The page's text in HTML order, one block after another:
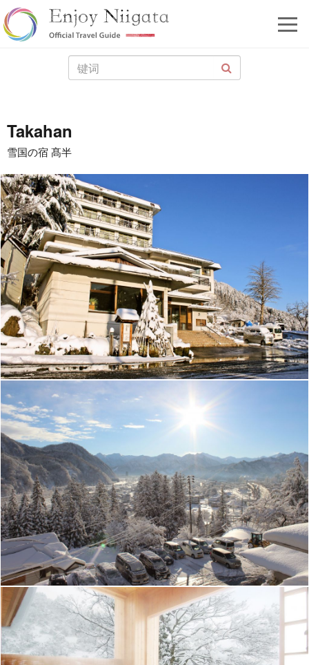
Takahan
雪国の宿 髙半